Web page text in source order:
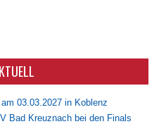
03.03.2027 in Koblenz
Bad Kreuznach bei den Finals